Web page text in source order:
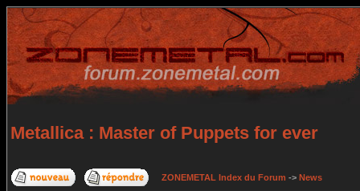
Metallica : Master of Puppets for ever
ZONEMETAL Index du Forum -> News